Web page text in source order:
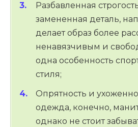
Разбавленная
замененная деталь,
делает образ более
ненавязчивым и
одна особенность
стиля;
Опрятность и
одежда, конечно,
однако не стоит